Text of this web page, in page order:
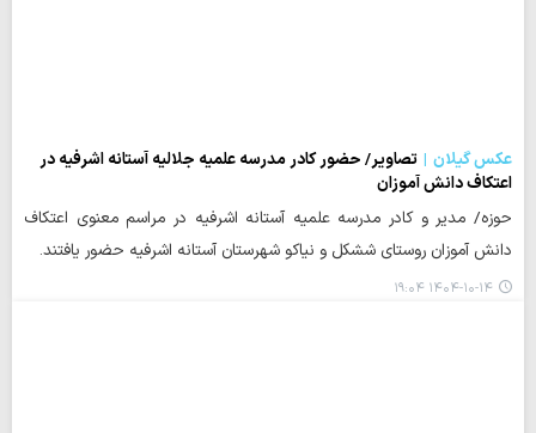
عکس گیلان
تصاویر/ حضور کادر مدرسه علمیه جلالیه آستانه اشرفیه در
اعتکاف دانش آموزان
حوزه/ مدیر و کادر مدرسه علمیه آستانه اشرفیه در مراسم معنوی اعتکاف
دانش آموزان روستای ششکل و نیاکو شهرستان آستانه اشرفیه حضور یافتند.
۱۴۰۴-۱۰-۱۴ ۱۹:۰۴